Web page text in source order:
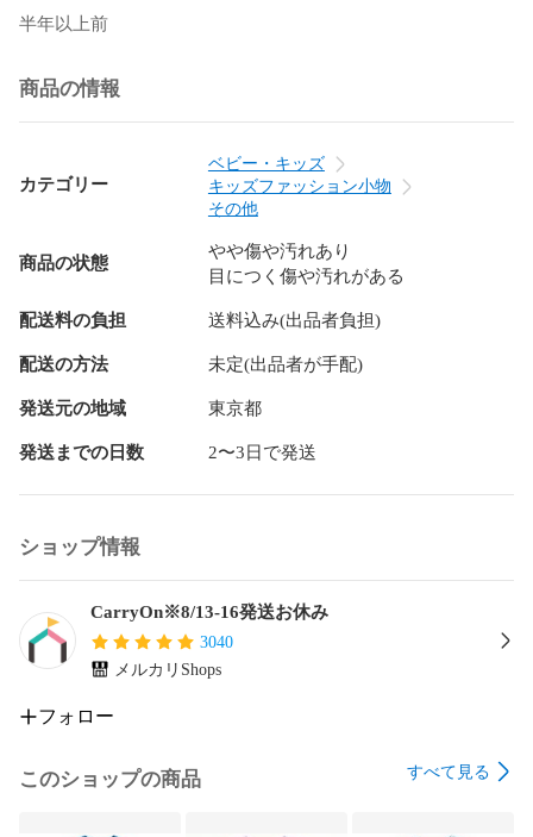
半年以上前
商品の情報
カテゴリー
ベビー・キッズ
キッズファッション小物
その他
商品の状態
やや傷や汚れあり
目につく傷や汚れがある
配送料の負担 送料込み(出品者負担)
配送の方法 未定(出品者が手配)
発送元の地域 東京都
発送までの日数 2〜3日で発送
ショップ情報
CarryOn※8/13-16発送お休み
3040
メルカリShops
フォロー
このショップの商品 すべて見る